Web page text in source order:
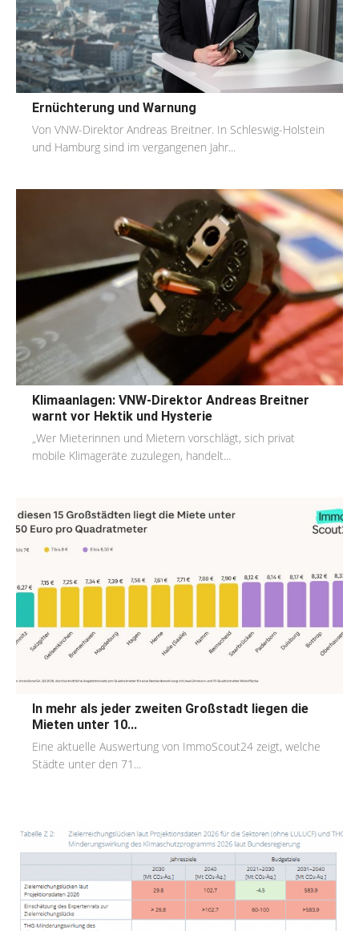
Ernüchterung und Warnung
Von VNW-Direktor Andreas Breitner. In Schleswig-Holstein
und Hamburg sind im vergangenen Jahr...
Klimaanlagen: VNW-Direktor Andreas Breitner
warnt vor Hektik und Hysterie
„Wer Mieterinnen und Mietern vorschlägt, sich privat
mobile Klimageräte zuzulegen, handelt...
In mehr als jeder zweiten Großstadt liegen die
Mieten unter 10...
Eine aktuelle Auswertung von ImmoScout24 zeigt, welche
Städte unter den 71...